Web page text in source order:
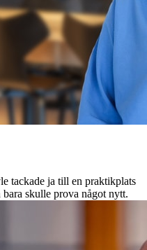
tackade ja till en praktikplats
skulle prova något nytt.